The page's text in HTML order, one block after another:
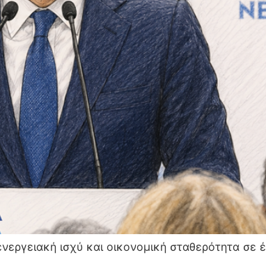
ισχύ και οικονομική σταθερότητα σε